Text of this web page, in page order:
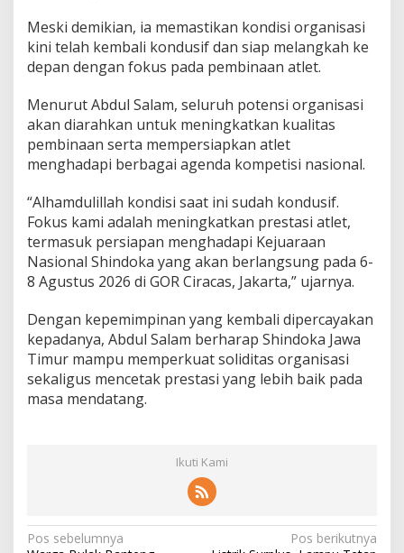
Meski demikian, ia memastikan kondisi organisasi
kini telah kembali kondusif dan siap melangkah ke
depan dengan fokus pada pembinaan atlet.
Menurut Abdul Salam, seluruh potensi organisasi
akan diarahkan untuk meningkatkan kualitas
pembinaan serta mempersiapkan atlet
menghadapi berbagai agenda kompetisi nasional.
“Alhamdulillah kondisi saat ini sudah kondusif.
Fokus kami adalah meningkatkan prestasi atlet,
termasuk persiapan menghadapi Kejuaraan
Nasional Shindoka yang akan berlangsung pada 6-
8 Agustus 2026 di GOR Ciracas, Jakarta,” ujarnya.
Dengan kepemimpinan yang kembali dipercayakan
kepadanya, Abdul Salam berharap Shindoka Jawa
Timur mampu memperkuat soliditas organisasi
sekaligus mencetak prestasi yang lebih baik pada
masa mendatang.
Ikuti Kami
N
Pos sebelumnya
Pos berikutnya